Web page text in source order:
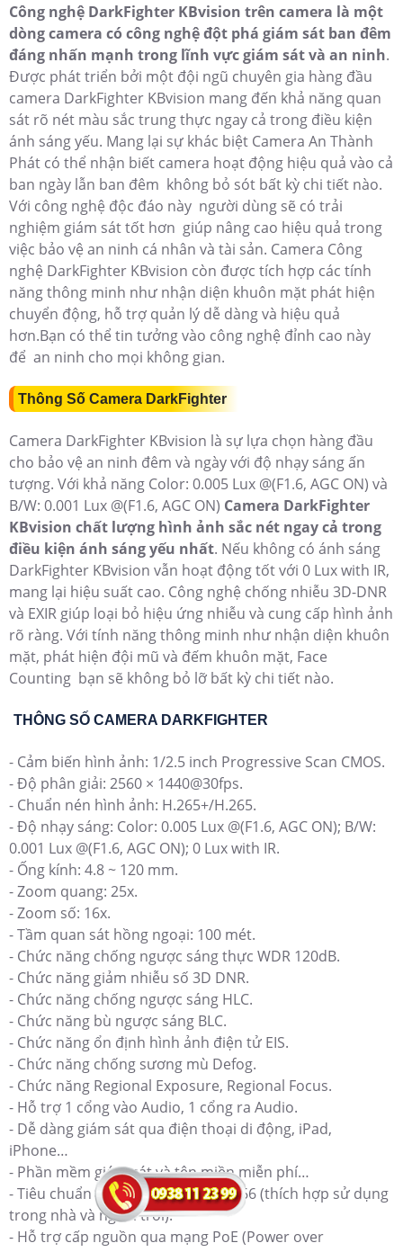
Công nghệ DarkFighter KBvision trên camera là một
dòng camera có công nghệ đột phá giám sát ban đêm
đáng nhấn mạnh trong lĩnh vực giám sát và an ninh.
Được phát triển bởi một đội ngũ chuyên gia hàng đầu
camera DarkFighter KBvision mang đến khả năng quan
sát rõ nét màu sắc trung thực ngay cả trong điều kiện
ánh sáng yếu. Mang lại sự khác biệt Camera An Thành
Phát có thể nhận biết camera hoạt động hiệu quả vào cả
ban ngày lẫn ban đêm không bỏ sót bất kỳ chi tiết nào.
Với công nghệ độc đáo này người dùng sẽ có trải
nghiệm giám sát tốt hơn giúp nâng cao hiệu quả trong
việc bảo vệ an ninh cá nhân và tài sản. Camera Công
nghệ DarkFighter KBvision còn được tích hợp các tính
năng thông minh như nhận diện khuôn mặt phát hiện
chuyển động, hỗ trợ quản lý dễ dàng và hiệu quả
hơn.Bạn có thể tin tưởng vào công nghệ đỉnh cao này
để an ninh cho mọi không gian.
Thông Số Camera DarkFighter
Camera DarkFighter KBvision là sự lựa chọn hàng đầu
cho bảo vệ an ninh đêm và ngày với độ nhạy sáng ấn
tượng. Với khả năng Color: 0.005 Lux @(F1.6, AGC ON) và
B/W: 0.001 Lux @(F1.6, AGC ON) Camera DarkFighter
KBvision chất lượng hình ảnh sắc nét ngay cả trong
điều kiện ánh sáng yếu nhất. Nếu không có ánh sáng
DarkFighter KBvision vẫn hoạt động tốt với 0 Lux with IR,
mang lại hiệu suất cao. Công nghệ chống nhiễu 3D-DNR
và EXIR giúp loại bỏ hiệu ứng nhiễu và cung cấp hình ảnh
rõ ràng. Với tính năng thông minh như nhận diện khuôn
mặt, phát hiện đội mũ và đếm khuôn mặt, Face
Counting bạn sẽ không bỏ lỡ bất kỳ chi tiết nào.
THÔNG SỐ CAMERA DARKFIGHTER
- Cảm biến hình ảnh: 1/2.5 inch Progressive Scan CMOS.
- Độ phân giải: 2560 × 1440@30fps.
- Chuẩn nén hình ảnh: H.265+/H.265.
- Độ nhạy sáng: Color: 0.005 Lux @(F1.6, AGC ON); B/W:
0.001 Lux @(F1.6, AGC ON); 0 Lux with IR.
- Ống kính: 4.8 ~ 120 mm.
- Zoom quang: 25x.
- Zoom số: 16x.
- Tầm quan sát hồng ngoại: 100 mét.
- Chức năng chống ngược sáng thực WDR 120dB.
- Chức năng giảm nhiễu số 3D DNR.
- Chức năng chống ngược sáng HLC.
- Chức năng bù ngược sáng BLC.
- Chức năng ổn định hình ảnh điện tử EIS.
- Chức năng chống sương mù Defog.
- Chức năng Regional Exposure, Regional Focus.
- Hỗ trợ 1 cổng vào Audio, 1 cổng ra Audio.
- Dễ dàng giám sát qua điện thoại di động, iPad,
iPhone…
- Phần mềm giám sát và tên miền miễn phí…
- Tiêu chuẩn chống bụi và nước: IP66 (thích hợp sử dụng
trong nhà và ngoài trời).
- Hỗ trợ cấp nguồn qua mạng PoE (Power over